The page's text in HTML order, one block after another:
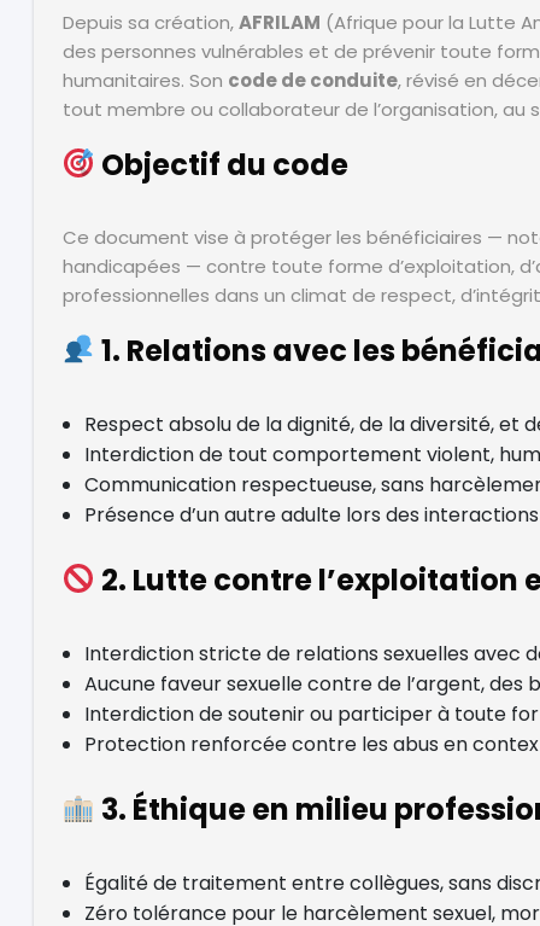
Depuis sa création,AFRILAM (Afrique pour la Lutte
des personnes vulnérables et de prévenir toute
humanitaires. Son code de conduite, révisé en
tout membre ou collaborateur de l’organisation, au
Objectif du code
Ce document vise à protéger les bénéficiaires —
handicapées — contre toute forme d’exploitation,
professionnelles dans un climat de respect,
1. Relations avec les
Respect absolu de la dignité, de la diversité, et
Interdiction de tout comportement violent,
Communication respectueuse, sans
Présence d’un autre adulte lors des
2. Lutte contre l’exploitation
Interdiction stricte de relations sexuelles avec
Aucune faveur sexuelle contre de l’argent, des
Interdiction de soutenir ou participer à toute
Protection renforcée contre les abus en
3. Éthique en milieu
Égalité de traitement entre collègues, sans
Zéro tolérance pour le harcèlement sexuel,
Genre et
Diversité
pour
renforcer
et l’équité
Christophe
Kennedy
KAZADI
21 mai 2025
année
au
des
KAZADI
21 mai